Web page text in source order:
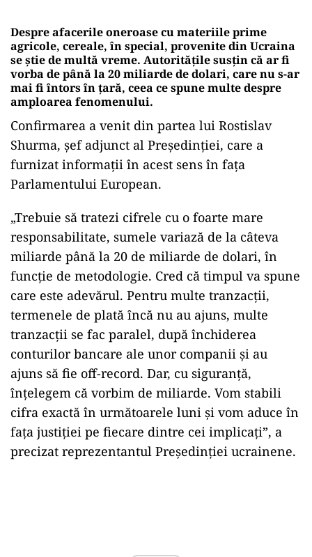
Despre afacerile oneroase cu materiile prime
agricole, cereale, în special, provenite din Ucraina
se știe de multă vreme. Autoritățile susțin că ar fi
vorba de până la 20 miliarde de dolari, care nu s-ar
mai fi întors în țară, ceea ce spune multe despre
amploarea fenomenului.
Confirmarea a venit din partea lui Rostislav
Shurma, șef adjunct al Președinției, care a
furnizat informații în acest sens în fața
Parlamentului European.
„Trebuie să tratezi cifrele cu o foarte mare
responsabilitate, sumele variază de la câteva
miliarde până la 20 de miliarde de dolari, în
funcție de metodologie. Cred că timpul va spune
care este adevărul. Pentru multe tranzacții,
termenele de plată încă nu au ajuns, multe
tranzacții se fac paralel, după închiderea
conturilor bancare ale unor companii și au
ajuns să fie off-record. Dar, cu siguranță,
înțelegem că vorbim de miliarde. Vom stabili
cifra exactă în următoarele luni și vom aduce în
fața justiției pe fiecare dintre cei implicați”, a
precizat reprezentantul Președinției ucrainene.